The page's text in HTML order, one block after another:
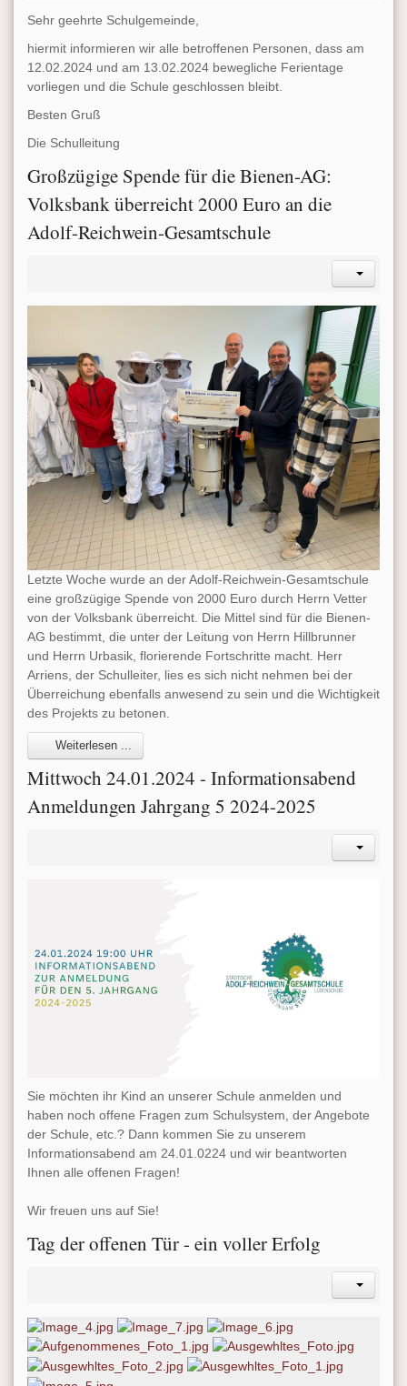
Sehr geehrte Schulgemeinde,
hiermit informieren wir alle betroffenen Personen, dass am
12.02.2024 und am 13.02.2024 bewegliche Ferientage
vorliegen und die Schule geschlossen bleibt.
Besten Gruß
Die Schulleitung
Großzügige Spende für die Bienen-AG:
Volksbank überreicht 2000 Euro an die
Adolf-Reichwein-Gesamtschule
Letzte Woche wurde an der Adolf-Reichwein-Gesamtschule
eine großzügige Spende von 2000 Euro durch Herrn Vetter
von der Volksbank überreicht. Die Mittel sind für die Bienen-
AG bestimmt, die unter der Leitung von Herrn Hillbrunner
und Herrn Urbasik, florierende Fortschritte macht. Herr
Arriens, der Schulleiter, lies es sich nicht nehmen bei der
Überreichung ebenfalls anwesend zu sein und die Wichtigkeit
des Projekts zu betonen.
Weiterlesen ...
Mittwoch 24.01.2024 - Informationsabend
Anmeldungen Jahrgang 5 2024-2025
Sie möchten ihr Kind an unserer Schule anmelden und
haben noch offene Fragen zum Schulsystem, der Angebote
der Schule, etc.? Dann kommen Sie zu unserem
Informationsabend am 24.01.0224 und wir beantworten
Ihnen alle offenen Fragen!
Wir freuen uns auf Sie!
Tag der offenen Tür - ein voller Erfolg